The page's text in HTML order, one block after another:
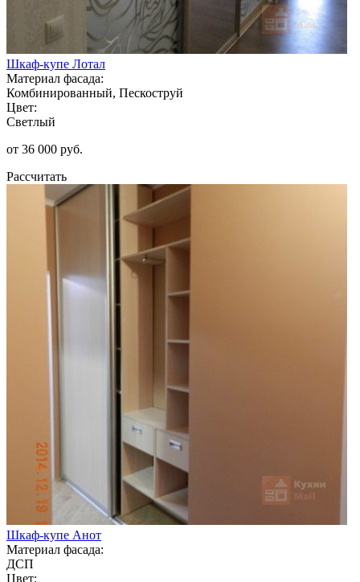
Шкаф-купе Лотал
Материал фасада:
Комбинированный, Пескоструй
Цвет:
Светлый
от 36 000 руб.
Рассчитать
Шкаф-купе Анот
Материал фасада:
ДСП
Цвет: